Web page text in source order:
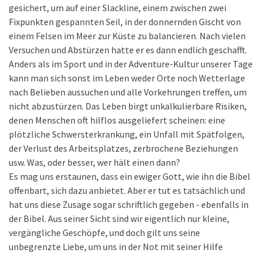
gesichert, um auf einer Slackline, einem zwischen zwei
Fixpunkten gespannten Seil, in der donnernden Gischt von
einem Felsen im Meer zur Küste zu balancieren. Nach vielen
Versuchen und Abstürzen hatte er es dann endlich geschafft.
Anders als im Sport und in der Adventure-Kultur unserer Tage
kann man sich sonst im Leben weder Orte noch Wetterlage
nach Belieben aussuchen und alle Vorkehrungen treffen, um
nicht abzustürzen. Das Leben birgt unkalkulierbare Risiken,
denen Menschen oft hilflos ausgeliefert scheinen: eine
plötzliche Schwersterkrankung, ein Unfall mit Spätfolgen,
der Verlust des Arbeitsplatzes, zerbrochene Beziehungen
usw. Was, oder besser, wer hält einen dann?
Es mag uns erstaunen, dass ein ewiger Gott, wie ihn die Bibel
offenbart, sich dazu anbietet. Aber er tut es tatsächlich und
hat uns diese Zusage sogar schriftlich gegeben - ebenfalls in
der Bibel. Aus seiner Sicht sind wir eigentlich nur kleine,
vergängliche Geschöpfe, und doch gilt uns seine
unbegrenzte Liebe, um uns in der Not mit seiner Hilfe